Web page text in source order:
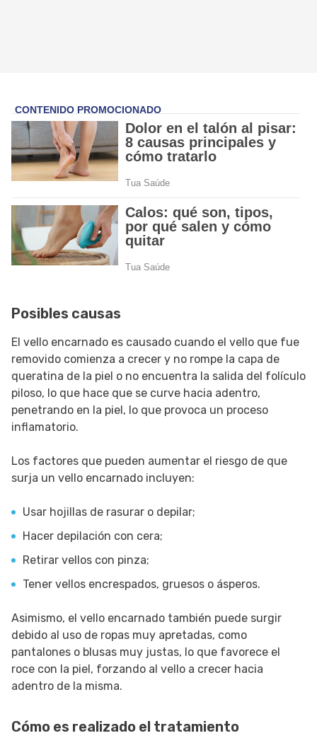
Posibles causas
El vello encarnado es causado cuando el vello que fue
removido comienza a crecer y no rompe la capa de
queratina de la piel o no encuentra la salida del folículo
piloso, lo que hace que se curve hacia adentro,
penetrando en la piel, lo que provoca un proceso
inflamatorio.
Los factores que pueden aumentar el riesgo de que
surja un vello encarnado incluyen:
Usar hojillas de rasurar o depilar;
Hacer depilación con cera;
Retirar vellos con pinza;
Tener vellos encrespados, gruesos o ásperos.
Asimismo, el vello encarnado también puede surgir
debido al uso de ropas muy apretadas, como
pantalones o blusas muy justas, lo que favorece el
roce con la piel, forzando al vello a crecer hacia
adentro de la misma.
Cómo es realizado el tratamiento